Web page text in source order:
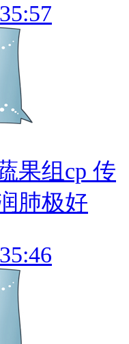
果组cp 传
肺极好